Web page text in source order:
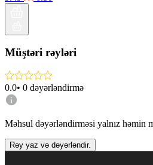
Müştəri rəyləri
0.0• 0 dəyərləndirmə
Məhsul dəyərləndirməsi yalnız həmin
Rəy yaz və dəyərləndir.